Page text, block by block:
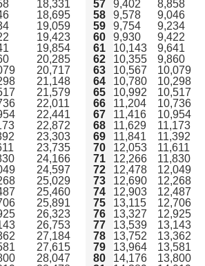
18,331 57 9,402
8,858
18,695 58 9,578
9,046
19,059 59 9,754
9,234
19,423 60 9,930
9,422
19,854 61 10,143
9,641
20,285 62 10,355
9,860
20,717 63 10,567
10,079
21,148 64 10,780
10,298
21,579 65 10,992
10,517
22,011 66 11,204
10,736
22,441 67 11,416
10,954
22,872 68 11,629
11,173
23,303 69 11,841
11,392
23,735 70 12,053
11,611
24,166 71 12,266
11,830
24,597 72 12,478
12,049
25,029 73 12,690
12,268
25,460 74 12,903
12,487
25,891 75 13,115
12,706
26,323 76 13,327
12,925
26,753 77 13,539
13,143
27,184 78 13,752
13,362
27,615 79 13,964
13,581
28,047 80 14,176
13,800
栓する方法は2種類
し込むなら「全国水道サポートセンタ
め！
きに必要な情報